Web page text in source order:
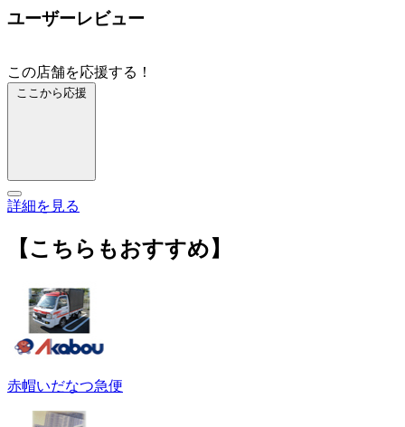
ユーザーレビュー
この店舗を応援する！
ここから応援
詳細を見る
【こちらもおすすめ】
赤帽いだなつ急便